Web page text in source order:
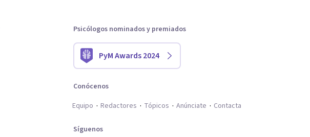
Psicólogos nominados y premiados
PyM Awards 2024
Conócenos
Equipo
Redactores Tópicos Anúnciate Contacta
Síguenos